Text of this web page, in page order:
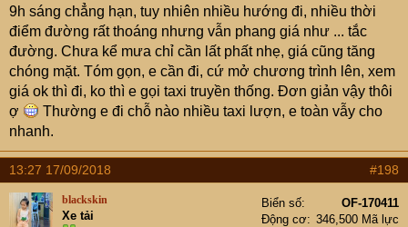
9h sáng chẳng hạn, tuy nhiên nhiều hướng đi, nhiều thời
điểm đường rất thoáng nhưng vẫn phang giá như ... tắc
đường. Chưa kể mưa chỉ cần lất phất nhẹ, giá cũng tăng
chóng mặt. Tóm gọn, e cần đi, cứ mở chương trình lên, xem
giá ok thì đi, ko thì e gọi taxi truyền thống. Đơn giản vậy thôi
ợ
Thường e đi chỗ nào nhiều taxi lượn, e toàn vẫy cho
nhanh.
13:27 17/09/2018 #198
blackskin
Xe tải
Biển số
OF-170411
Động cơ
346,500 Mã lực